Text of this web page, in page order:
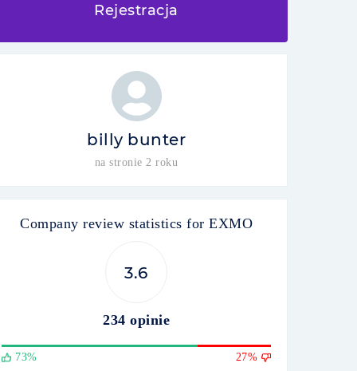
Rejestracja
billy bunter
na stronie 2 roku
Company review statistics for EXMO
3.6
234 opinie
73% 27%